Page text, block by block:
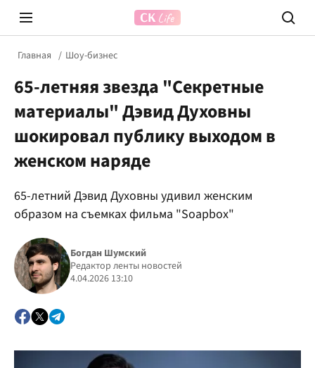
Главная Шоу-бизнес
65-летняя звезда "Секретные
материалы" Дэвид Духовны
шокировал публику выходом в
женском наряде
65-летний Дэвид Духовны удивил женским
образом на съемках фильма "Soapbox"
Богдан Шумский
Редактор ленты новостей
4.04.2026 13:10